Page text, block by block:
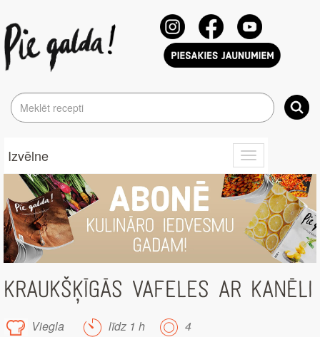
Toggle
navigation
Izvēlne
KRAUKŠĶĪGĀS VAFELES AR KANĒLI
Viegla līdz 1 h
4